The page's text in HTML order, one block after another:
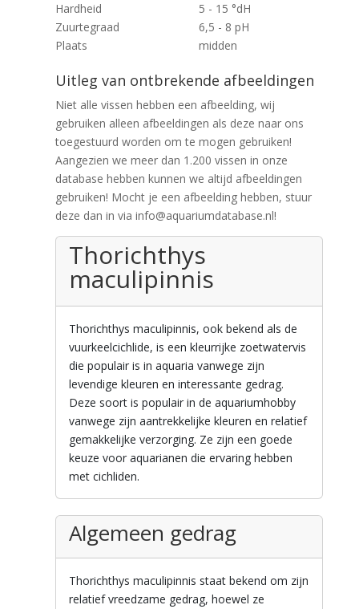
Hardheid
5 - 15 °dH
Zuurtegraad
6,5 - 8 pH
Plaats
midden
Uitleg van ontbrekende afbeeldingen
Niet alle vissen hebben een afbeelding, wij
gebruiken alleen afbeeldingen als deze naar ons
toegestuurd worden om te mogen gebruiken!
Aangezien we meer dan 1.200 vissen in onze
database hebben kunnen we altijd afbeeldingen
gebruiken! Mocht je een afbeelding hebben, stuur
deze dan in via info@aquariumdatabase.nl!
Thorichthys
maculipinnis
Thorichthys maculipinnis, ook bekend als de
vuurkeelcichlide, is een kleurrijke zoetwatervis
die populair is in aquaria vanwege zijn
levendige kleuren en interessante gedrag.
Deze soort is populair in de aquariumhobby
vanwege zijn aantrekkelijke kleuren en relatief
gemakkelijke verzorging. Ze zijn een goede
keuze voor aquarianen die ervaring hebben
met cichliden.
Algemeen gedrag
Thorichthys maculipinnis staat bekend om zijn
relatief vreedzame gedrag, hoewel ze